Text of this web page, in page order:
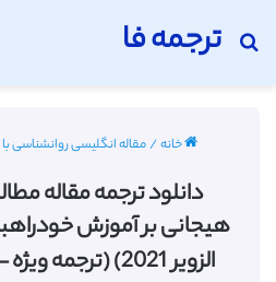
ترجمه فا
جستجو برای
خانه/مقاله انگلیسی روانشناسی با ترجمه
دانلود ترجمه مقاله
هیجانی بر آموزش
الزویر 2021) (ترجمه ویژه – طلایی